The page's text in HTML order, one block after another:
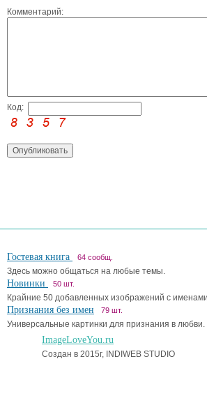
Комментарий:
Код:
Гостевая книга 64 сообщ.
Здесь можно общаться на любые темы.
Новинки 50 шт.
Крайние 50 добавленных изображений с
Признания без имен 79 шт.
Универсальные картинки для признания в любви.
ImageLoveYou.ru
Создан в 2015г, INDIWEB STUDIO